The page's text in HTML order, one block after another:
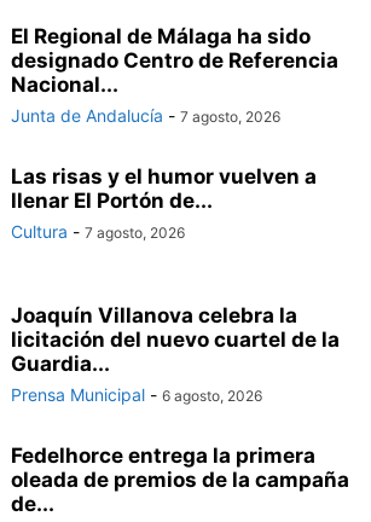
El Regional de Málaga ha sido
designado Centro de Referencia
Nacional...
Junta de Andalucía - 7 agosto, 2026
Las risas y el humor vuelven a
llenar El Portón de...
Cultura - 7 agosto, 2026
Joaquín Villanova celebra la
licitación del nuevo cuartel de la
Guardia...
Prensa Municipal - 6 agosto, 2026
Fedelhorce entrega la primera
oleada de premios de la campaña
de...